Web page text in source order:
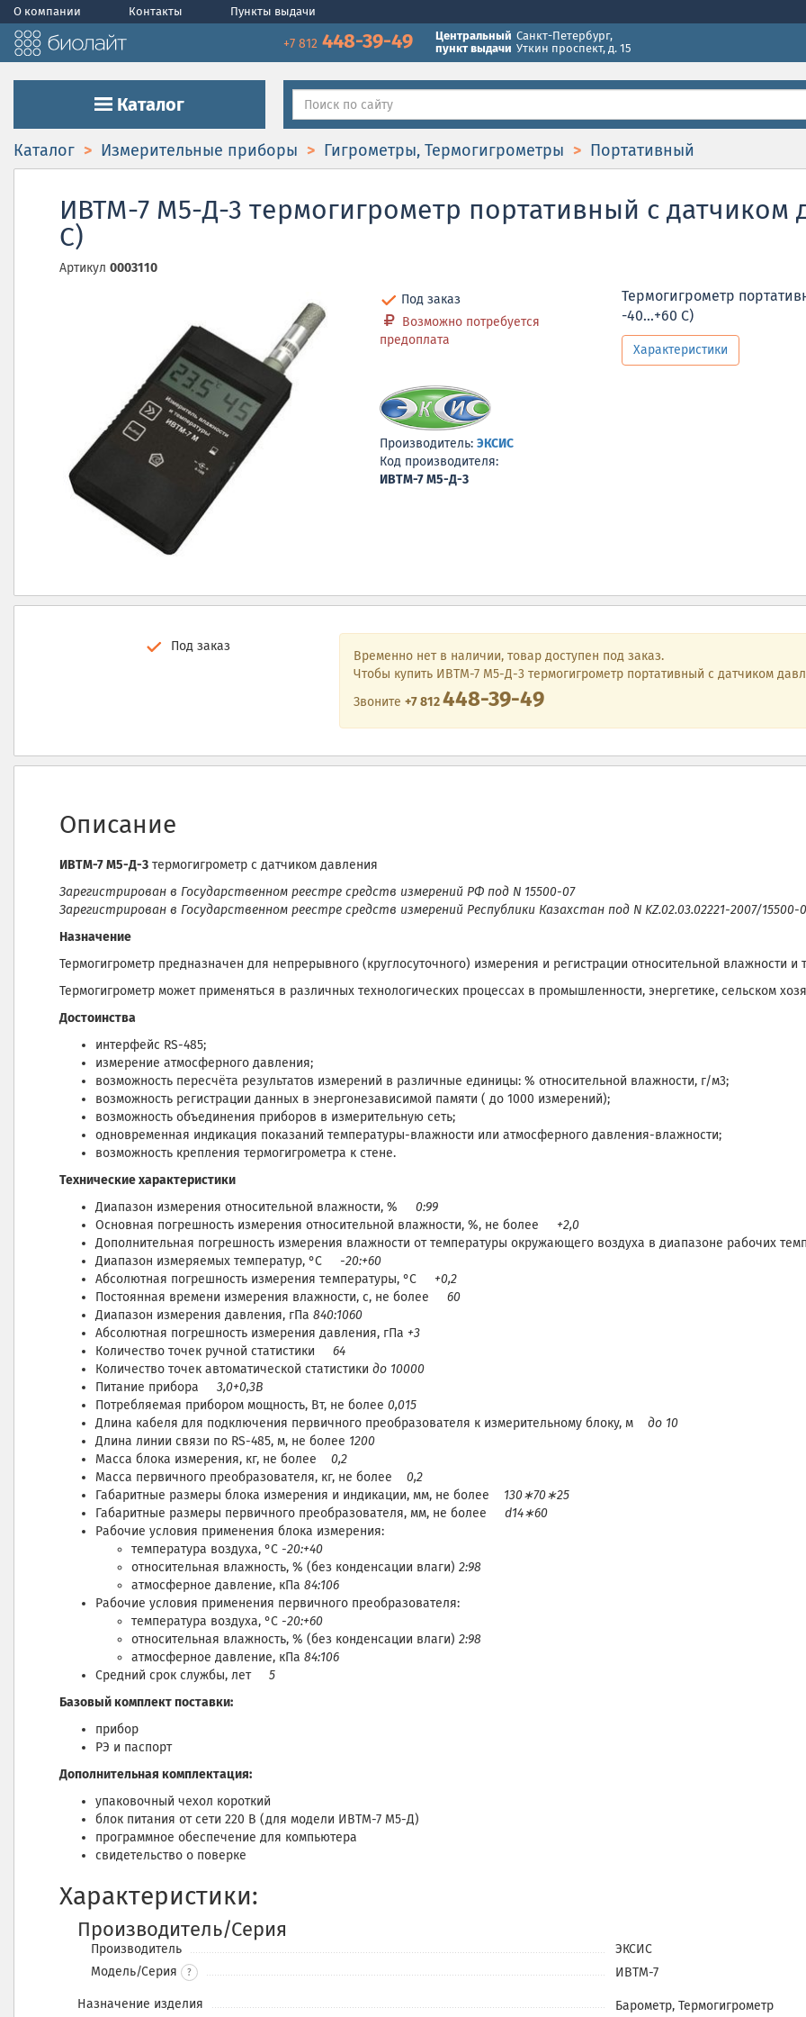
О компании Контакты Пункты выдачи
+7 812 448-39-49
Центральный
пункт выдачи
Санкт-Петербург,
Уткин проспект, д. 15
Каталог
Каталог Измерительные приборы Гигрометры, Термогигрометры Портативный
ИВТМ-7 М5-Д-3 термогигрометр портативный с датчиком
С)
Артикул 0003110
Под заказ
Возможно потребуется
предоплата
Производитель: ЭКСИС
Код производителя:
ИВТМ-7 М5-Д-3
Термогигрометр
-40...+60 С)
Характеристики
Под заказ
Временно нет в наличии, товар доступен под заказ.
Чтобы купить ИВТМ-7 М5-Д-3 термогигрометр портативный с датчиком
Звоните +7 812448-39-49
Описание
ИВТМ-7 М5-Д-3 термогигрометр с датчиком давления
Зарегистрирован в Государственном реестре средств измерений РФ под N 15500-07
Зарегистрирован в Государственном реестре средств измерений Республики Казахстан под N KZ.02.03.02221-2007/15500-
Назначение
Термогигрометр предназначен для непрерывного (круглосуточного) измерения и регистрации относительной влажности
Термогигрометр может применяться в различных технологических процессах в промышленности, энергетике, сельском
Достоинства
интерфейс RS-485;
измерение атмосферного давления;
возможность пересчёта результатов измерений в различные единицы: % относительной влажности, г/м3;
возможность регистрации данных в энергонезависимой памяти ( до 1000 измерений);
возможность объединения приборов в измерительную сеть;
одновременная индикация показаний температуры-влажности или атмосферного давления-влажности;
возможность крепления термогигрометра к стене.
Технические характеристики
Диапазон измерения относительной влажности, % 0:99
Основная погрешность измерения относительной влажности, %, не более +2,0
Дополнительная погрешность измерения влажности от температуры окружающего воздуха в диапазоне рабочих
Диапазон измеряемых температур, °С -20:+60
Абсолютная погрешность измерения температуры, °С +0,2
Постоянная времени измерения влажности, с, не более 60
Диапазон измерения давления, гПа 840:1060
Абсолютная погрешность измерения давления, гПа +3
Количество точек ручной статистики 64
Количество точек автоматической статистики до 10000
Питание прибора 3,0+0,3В
Потребляемая прибором мощность, Вт, не более 0,015
Длина кабеля для подключения первичного преобразователя к измерительному блоку, м до 10
Длина линии связи по RS-485, м, не более 1200
Масса блока измерения, кг, не более 0,2
Масса первичного преобразователя, кг, не более 0,2
Габаритные размеры блока измерения и индикации, мм, не более 130∗70∗25
Габаритные размеры первичного преобразователя, мм, не более d14∗60
Рабочие условия применения блока измерения:
температура воздуха, °С -20:+40
относительная влажность, % (без конденсации влаги) 2:98
атмосферное давление, кПа 84:106
Рабочие условия применения первичного преобразователя:
температура воздуха, °С -20:+60
относительная влажность, % (без конденсации влаги) 2:98
атмосферное давление, кПа 84:106
Средний срок службы, лет 5
Базовый комплект поставки:
прибор
РЭ и паспорт
Дополнительная комплектация:
упаковочный чехол короткий
блок питания от сети 220 В (для модели ИВТМ-7 М5-Д)
программное обеспечение для компьютера
свидетельство о поверке
Характеристики:
Производитель/Серия
Производитель
ЭКСИС
Модель/Серия
? ИВТМ-7
Назначение изделия Барометр, Термогигрометр